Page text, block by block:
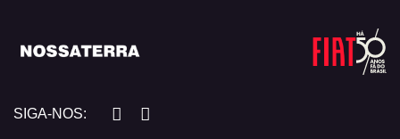
SIGA-NOS: